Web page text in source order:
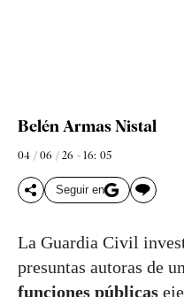
Belén Armas Nistal
04 / 06 / 26 - 16: 05
Seguir en
La Guardia Civil
presuntas autoras de
funciones públicas